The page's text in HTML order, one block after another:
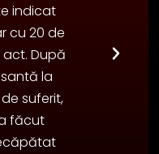
indicat
cu 20 de
După
la
suferit,
făcut